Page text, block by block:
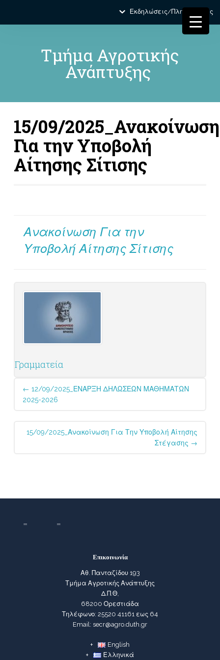
Εκδηλώσεις/Πληροφορίες
Τμήμα Αγροτικής
Ανάπτυξης
15/09/2025_Ανακοίνωση
Για την Υποβολή
Αίτησης Σίτισης
Ανακοίνωση Για την
Υποβολή Αίτησης Σίτισης
Γραμματεία
Post
navigation
← 12/09/2025_ΕΝΑΡΞΗ ΔΗΛΩΣΕΩΝ ΜΑΘΗΜΑΤΩΝ
2025-2026
15/09/2025_Ανακοίνωση Για Την Υποβολή Αίτησης
Στέγασης →
Επικοινωνία
Αθ. Πανταζίδου 193
Τμήμα Αγροτικής Ανάπτυξης
Δ.Π.Θ,
68200 Ορεστιάδα
Τηλέφωνο: 25520 41161 εως 64
Email: secr@agro.duth.gr
English
Ελληνικά